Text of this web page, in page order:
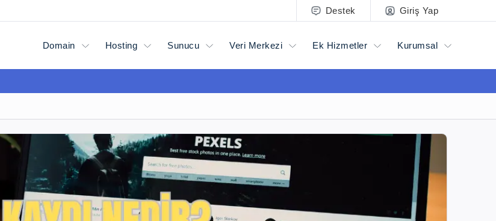
Destek Giriş Yap
Domain Hosting Sunucu Veri Merkezi Ek Hizmetler Kurumsal